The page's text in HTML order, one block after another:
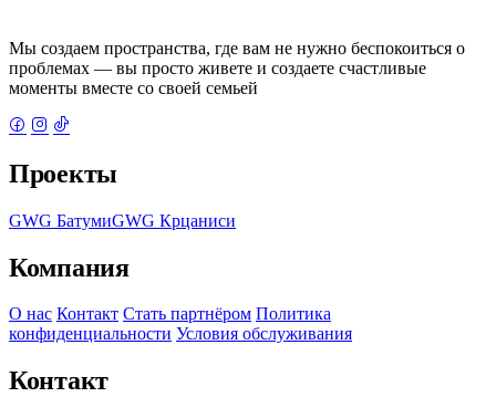
Мы создаем пространства, где вам не нужно беспокоиться о
проблемах — вы просто живете и создаете счастливые
моменты вместе со своей семьей
Проекты
GWG БатумиGWG Крцаниси
Компания
О нас Контакт Стать партнёром Политика
конфиденциальности Условия обслуживания
Контакт